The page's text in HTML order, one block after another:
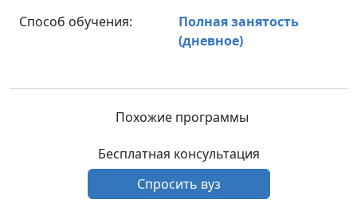
Способ обучения:
Полная занятость
(дневное)
Похожие программы
Бесплатная консультация
Спросить вуз